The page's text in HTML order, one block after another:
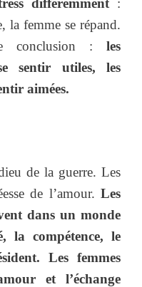
différemment :
la femme se répand.
conclusion : les
sentir utiles, les
aimées.
de la guerre. Les
de l’amour. Les
dans un monde
la compétence, le
Les femmes
et l’échange